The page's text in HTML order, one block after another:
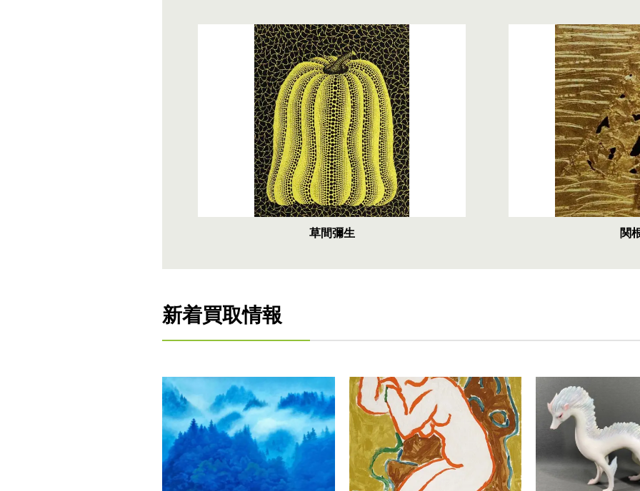
草間彌生 関
新着買取情報